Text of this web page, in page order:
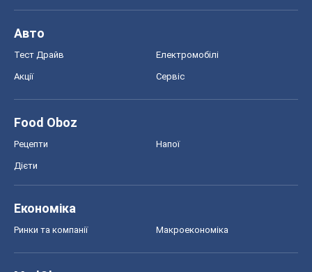
Авто
Тест Драйв Електромобілі
Акції Сервіс
Food Oboz
Рецепти Напої
Дієти
Економіка
Ринки та компанії Макроекономіка